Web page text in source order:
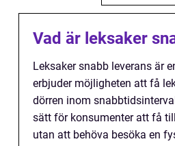
Vad är leksaker
Leksaker snabb leverans är
erbjuder möjligheten att få
dörren inom
sätt för konsumenter att få
utan att behöva besöka en